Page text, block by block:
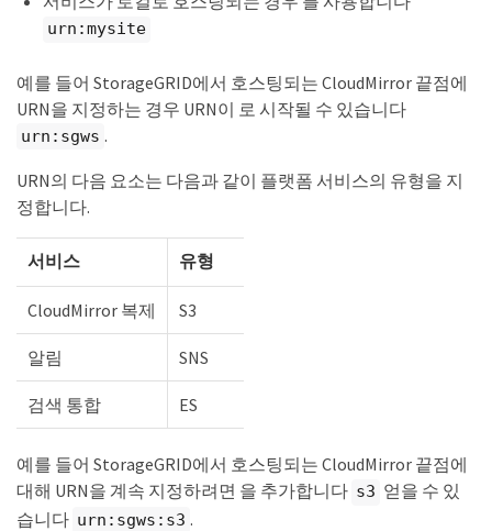
urn:mysite
예를 들어 StorageGRID에서 호스팅되는 CloudMirror 끝점에
URN을 지정하는 경우 URN이 로 시작될 수 있습니다
urn:sgws .
URN의 다음 요소는 다음과 같이 플랫폼 서비스의 유형을 지
정합니다.
서비스 유형
CloudMirror 복제 S3
알림 SNS
검색 통합 ES
예를 들어 StorageGRID에서 호스팅되는 CloudMirror 끝점에
대해 URN을 계속 지정하려면 을 추가합니다 s3 얻을 수 있
습니다 urn:sgws:s3 .